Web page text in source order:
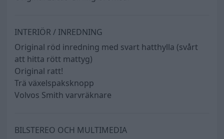
INTERIÖR / INREDNING
Original röd inredning med svart hatthylla (svårt
att hitta rött mattyg)
Original ratt!
Trä växelspaksknopp
Volvos Smith varvräknare
BILSTEREO OCH MULTIMEDIA